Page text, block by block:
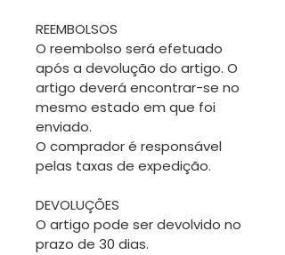
REEMBOLSOS
O reembolso será efetuado
após a devolução do artigo. O
artigo deverá encontrar-se no
mesmo estado em que foi
enviado.
O comprador é responsável
pelas taxas de expedição.
DEVOLUÇÕES
O artigo pode ser devolvido no
prazo de 30 dias.